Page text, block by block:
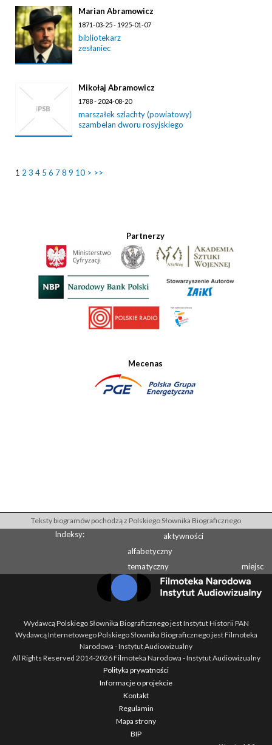
Marian Abramowicz
1871-03-25 - 1925-01-07
bibliotekarz
zesłaniec
Mikołaj Abramowicz
1788 - 2024-08-20
marszałek szlachty (powiatowy)
szambelan dworu rosyjskiego
1 2 3 4 5 6 78 9 10 > >>
Partnerzy
Mecenas
Teksty biogramów pochodzą z Polskiego Słownika Biograficznego
Indeksy:
aktywności
alfabetyczny
tematyczny
miejsc
Wydawcą Polskiego Słownika Biograficznego jest Instytut Historii PAN
Wydawcą Internetowego Polskiego Słownika Biograficznego jest Filmoteka
Narodowa - Instytut Audiowizualny
All Rights Reserved 2014-2026Filmoteka Narodowa - Instytut Audiowizualny
Polityka prywatności
Informacje o projekcie
Kontakt
Regulamin
Mapa strony
BIP